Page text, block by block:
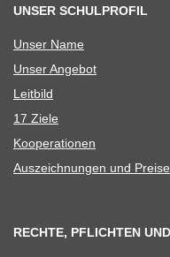
UNSER SCHULPROFIL
Unser Name
Unser Ange­bot
Leit­bild
17 Ziele
Koope­ra­tio­nen
Aus­zeich­nun­gen und Preise
RECHTE, PFLICHTEN